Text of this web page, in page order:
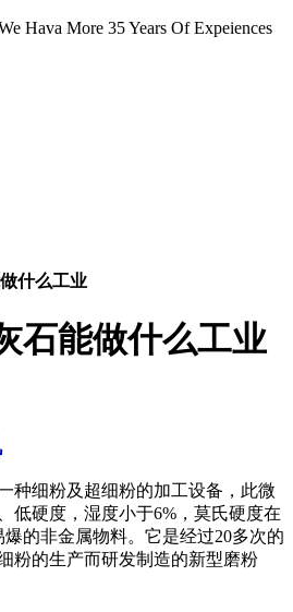
Hava More 35 Years Of Expeiences
什么工业
石能做什么工业
种细粉及超细粉的加工设备，此微
低硬度，湿度小于6%，莫氏硬度在
的非金属物料。它是经过20多次的
粉的生产而研发制造的新型磨粉